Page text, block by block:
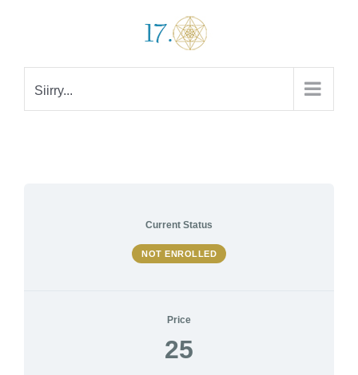
Siirry...
Current Status
NOT ENROLLED
Price
25